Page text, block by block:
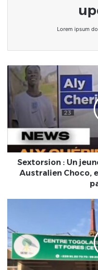
Lorem ipsum
Sextorsion
Un
jeune
Ivoirien,
Aly
Cherif,
Australien
Choco,Sextorsion : Un
Australien Choco,
Au
CETEF,
coup